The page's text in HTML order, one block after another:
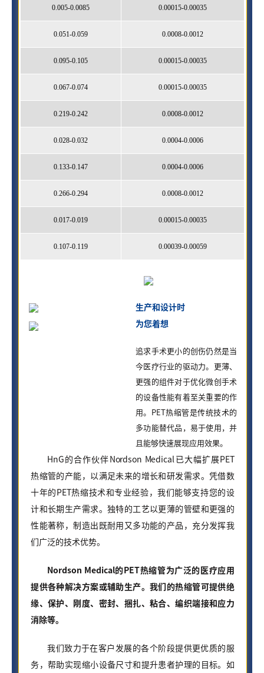
0.005-0.0085 0.00015-0.00035
0.051-0.059 0.0008-0.0012
0.095-0.105 0.00015-0.00035
0.067-0.074 0.00015-0.00035
0.219-0.242 0.0008-0.0012
0.028-0.032 0.0004-0.0006
0.133-0.147 0.0004-0.0006
0.266-0.294 0.0008-0.0012
0.017-0.019 0.00015-0.00035
0.107-0.119 0.00039-0.00059
生产和设计时
为您着想
追求手术更小的创伤仍然是当
今医疗行业的驱动力。更薄、
更强的组件对于优化微创手术
的设备性能有着至关重要的作
用。PET热缩管是传统技术的
多功能替代品，易于使用，并
且能够快速展现应用效果。
HnG的合作伙伴Nordson Medical已大幅扩展PET
热缩管的产能，以满足未来的增长和研发需求。凭借数
十年的PET热缩技术和专业经验，我们能够支持您的设
计和长期生产需求。独特的工艺以更薄的管壁和更强的
性能著称，制造出既耐用又多功能的产品，充分发挥我
们广泛的技术优势。
Nordson Medical的PET热缩管为广泛的医疗应用
提供各种解决方案或辅助生产。我们的热缩管可提供绝
缘、保护、刚度、密封、捆扎、粘合、编织端接和应力
消除等。
我们致力于在客户发展的各个阶段提供更优质的服
务，帮助实现缩小设备尺寸和提升患者护理的目标。如